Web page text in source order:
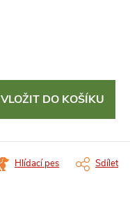
VLOŽIT DO KOŠÍKU
Hlídací pes Sdílet